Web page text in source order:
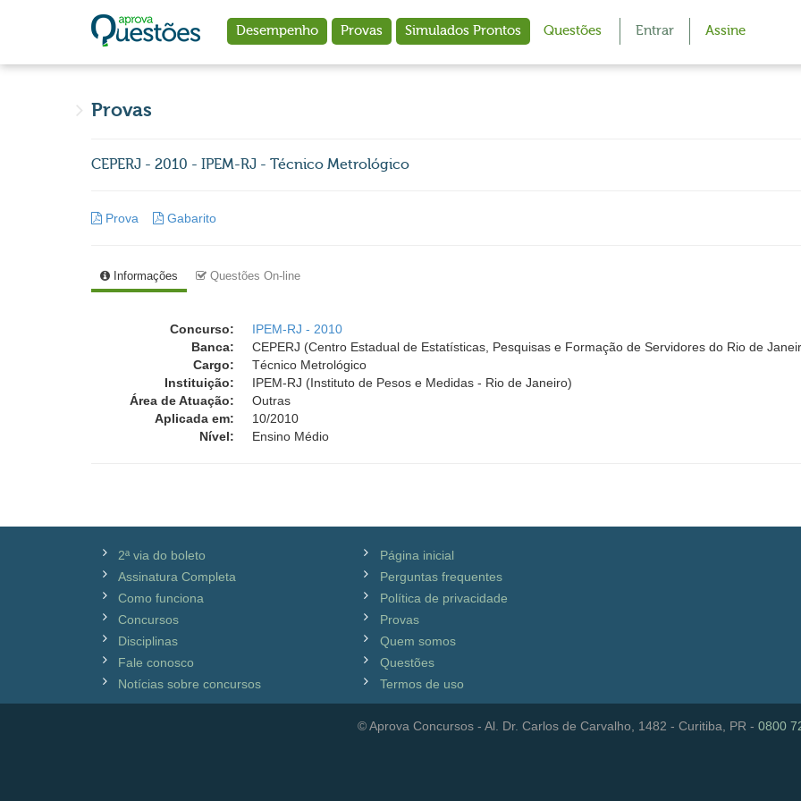
Desempenho Provas Simulados Prontos Questões Entrar Assine
Provas
CEPERJ - 2010 - IPEM-RJ - Técnico Metrológico
Prova Gabarito
Informações Questões On-line
Concurso:
IPEM-RJ - 2010
Banca:
CEPERJ (Centro Estadual de Estatísticas, Pesquisas e Formação de Servidores do Rio de
Cargo:
Técnico Metrológico
Instituição:
IPEM-RJ (Instituto de Pesos e Medidas - Rio de Janeiro)
Área de Atuação:
Outras
Aplicada em:
10/2010
Nível:
Ensino Médio
2ª via do boleto
Assinatura Completa
Como funciona
Concursos
Disciplinas
Fale conosco
Notícias sobre concursos
Página inicial
Perguntas frequentes
Política de privacidade
Provas
Quem somos
Questões
Termos de uso
© Aprova Concursos - Al. Dr. Carlos de Carvalho, 1482 - Curitiba, PR - 0800